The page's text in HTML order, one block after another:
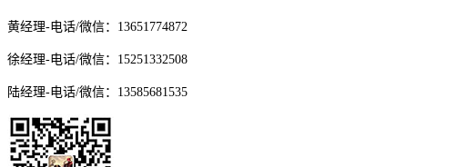
黄经理-电话/微信：13651774872
徐经理-电话/微信：15251332508
陆经理-电话/微信：13585681535